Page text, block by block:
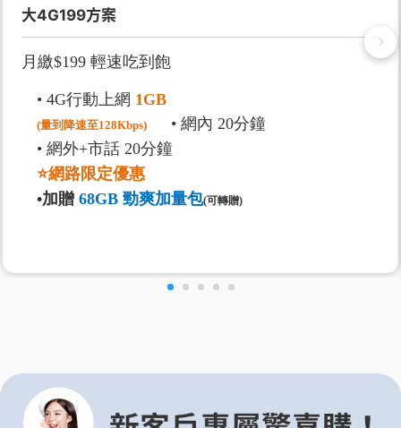
大4G199方案
月繳$199 輕速吃到飽
• 4G行動上網 1GB
(量到降速至128Kbps)
• 網內 20分鐘
• 網外+市話 20分鐘
⭐網路限定優惠
•加贈 68GB 勁爽加量包(可轉贈)